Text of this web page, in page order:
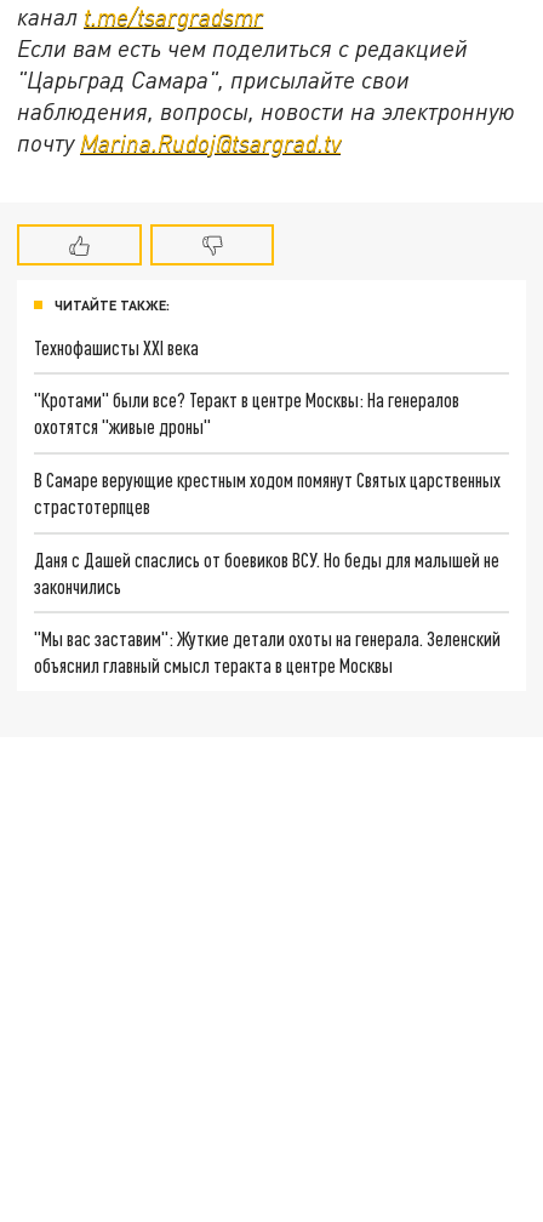
канал t.me/tsargradsmr
Если вам есть чем поделиться с редакцией
"Царьград Самара", присылайте свои
наблюдения, вопросы, новости на электронную
почту Marina.Rudoj@tsargrad.tv
ЧИТАЙТЕ ТАКЖЕ:
Технофашисты XXI века
"Кротами" были все? Теракт в центре Москвы: На генералов
охотятся "живые дроны"
В Самаре верующие крестным ходом помянут Святых царственных
страстотерпцев
Даня с Дашей спаслись от боевиков ВСУ. Но беды для малышей не
закончились
"Мы вас заставим": Жуткие детали охоты на генерала. Зеленский
объяснил главный смысл теракта в центре Москвы